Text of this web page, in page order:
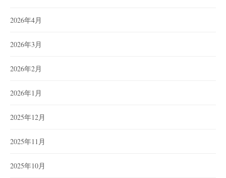
2026年4月
2026年3月
2026年2月
2026年1月
2025年12月
2025年11月
2025年10月